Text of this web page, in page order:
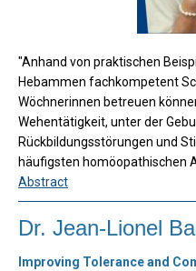
"Anhand von praktischen
Hebammen fachkompetent
Wöchnerinnen betreuen
Wehentätigkeit, unter der
Rückbildungsstörungen und
häufigsten homöopathischen
Abstract
Dr. Jean-Lionel
Improving Tolerance and